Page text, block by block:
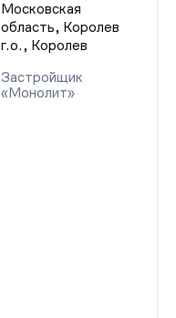
Московская
область, Королев
г.о., Королев
Застройщик
«Монолит»